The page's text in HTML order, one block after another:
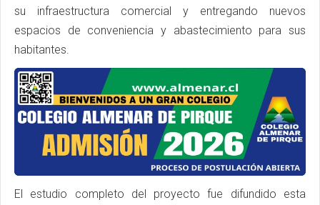
su infraestructura comercial y entregando nuevos
espacios de conveniencia y abastecimiento para sus
habitantes.
El estudio completo del proyecto fue difundido esta